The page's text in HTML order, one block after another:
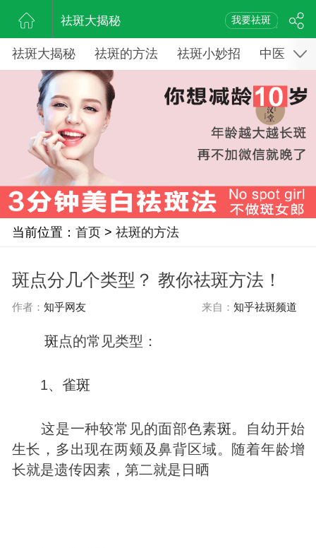
祛斑大揭秘 我要祛斑
祛斑大揭秘 祛斑的方法 祛斑小妙招 中医药祛
当前位置： 首页> 祛斑的方法
斑点分几个类型？ 教你祛斑方法！
作者： 知乎网友 来自： 知乎祛斑频道
斑点的常见类型：
1、雀斑
这是一种较常见的面部色素斑。自幼开始
生长，多出现在两颊及鼻背区域。随着年龄增
长就是遗传因素，第二就是日晒